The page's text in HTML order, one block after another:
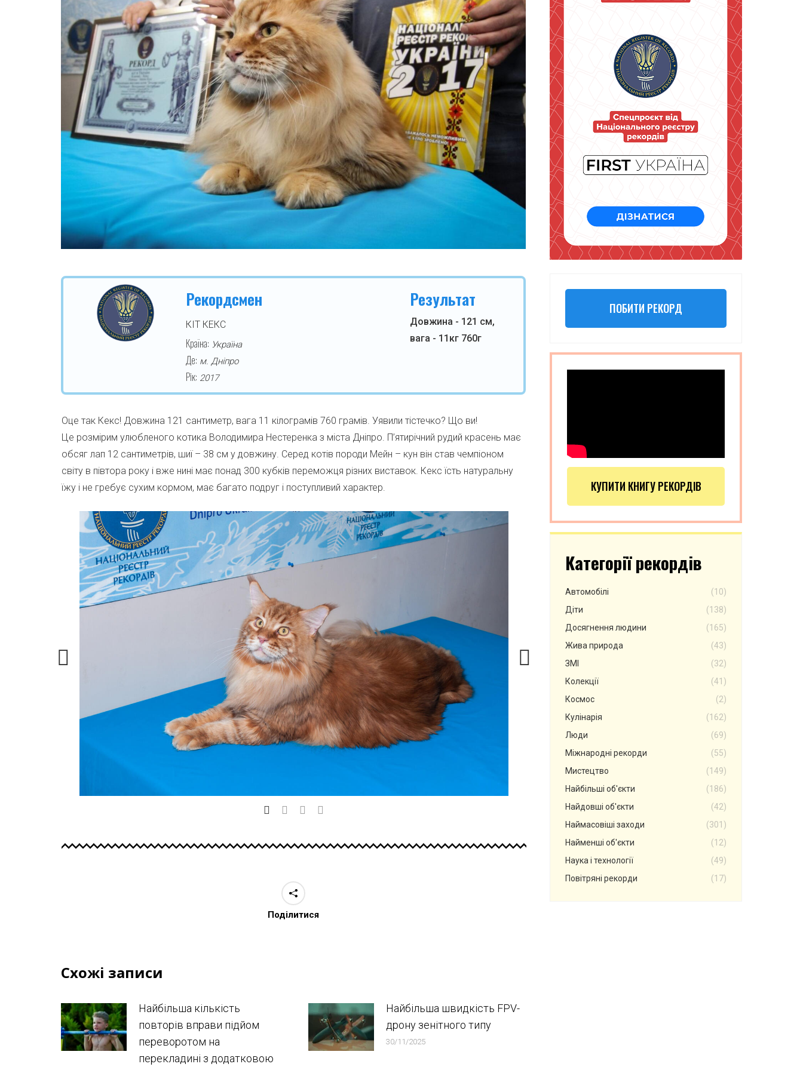
Рекордсмен
КІТ КЕКС
Країна: Україна
Де: м. Дніпро
Рік: 2017
Результат
Довжина - 121 см,
вага - 11кг 760г
Оце так Кекс! Довжина 121 сантиметр, вага 11 кілограмів 760 грамів. Уявили тістечко? Що ви!
Це розмірим улюбленого котика Володимира Нестеренка з міста Дніпро. П’ятирічний рудий красень має
обсяг лап 12 сантиметрів, шиї – 38 см у довжину. Серед котів породи Мейн – кун він став чемпіоном
світу в півтора року і вже нині має понад 300 кубків переможця різних виставок. Кекс їсть натуральну
їжу і не гребує сухим кормом, має багато подруг і поступливий характер.
Поділитися
Схожі записи
Найбільша кількість
повторів вправи підйом
переворотом на
перекладині з додатковою
Найбільша швидкість FPV-
дрону зенітного типу
30/11/2025
ПОБИТИ РЕКОРД
КУПИТИ КНИГУ РЕКОРДІВ
Категорії рекордів
Автомобілі
(10)
Діти
(138)
Досягнення людини
(165)
Жива природа
(43)
ЗМІ
(32)
Колекції
(41)
Космос
(2)
Кулінарія
(162)
Люди
(69)
Міжнародні рекорди
(55)
Мистецтво
(149)
Найбільші об'єкти
(186)
Найдовші об'єкти
(42)
Наймасовіші заходи
(301)
Найменші об'єкти
(12)
Наука і технології
(49)
Повітряні рекорди
(17)